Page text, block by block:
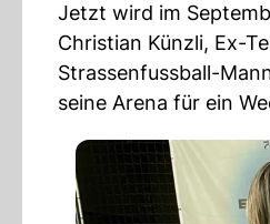
Jetzt wird im
Christian Künzli, Ex-
Strassenfussball-
seine Arena für ein